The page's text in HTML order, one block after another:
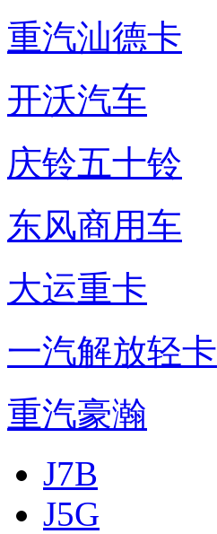
重汽汕德卡
开沃汽车
庆铃五十铃
东风商用车
大运重卡
一汽解放轻卡
重汽豪瀚
J7B
J5G